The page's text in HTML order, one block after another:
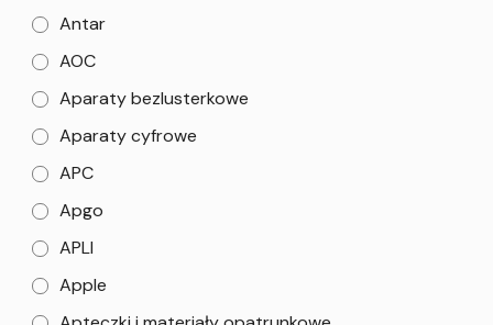
Antar
AOC
Aparaty bezlusterkowe
Aparaty cyfrowe
APC
Apgo
APLI
Apple